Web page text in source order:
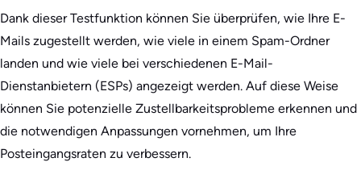
Dank dieser Testfunktion können Sie überprüfen, wie Ihre E-
Mails zugestellt werden, wie viele in einem Spam-Ordner
landen und wie viele bei verschiedenen E-Mail-
Dienstanbietern (ESPs) angezeigt werden. Auf diese Weise
können Sie potenzielle Zustellbarkeitsprobleme erkennen und
die notwendigen Anpassungen vornehmen, um Ihre
Posteingangsraten zu verbessern.